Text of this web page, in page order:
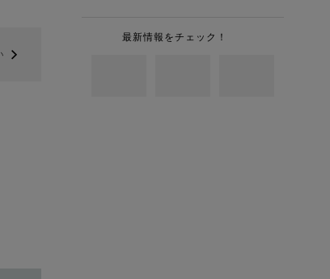
最新情報をチェック！